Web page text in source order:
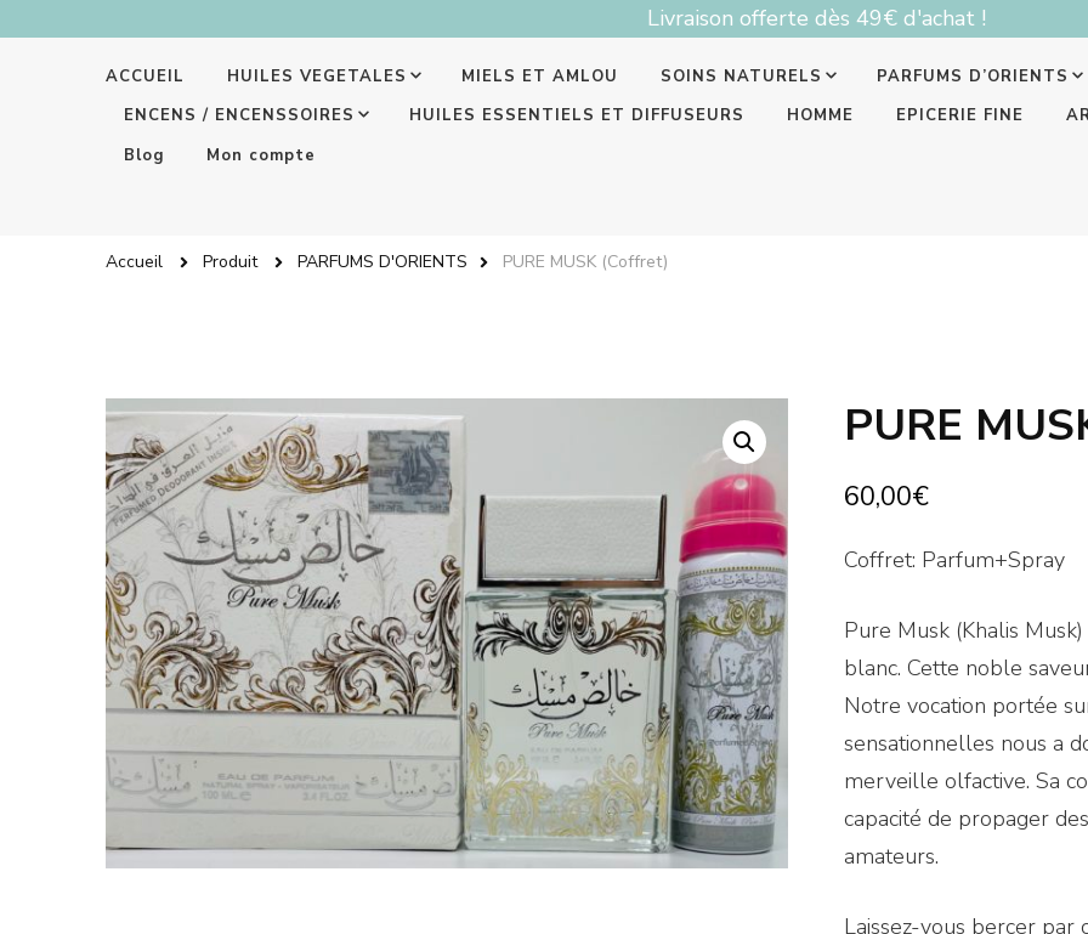
Livraison offerte dès 49€ d'achat !
ACCUEIL HUILES VEGETALES MIELS ET AMLOU SOINS NATURELS PARFUMS D’ORIENTS
ENCENS / ENCENSSOIRES
HUILES ESSENTIELS ET DIFFUSEURS HOMME EPICERIE FINE
Blog
Mon compte
Accueil Produit PARFUMS D'ORIENTS PURE MUSK (Coffret)
PURE
60,00€
Coffret: Parfum+Spray
Pure Musk (Khalis
blanc. Cette noble
Notre vocation portée
sensationnelles nous a
merveille olfactive. Sa
capacité de propager
amateurs.
Laissez-vous bercer par